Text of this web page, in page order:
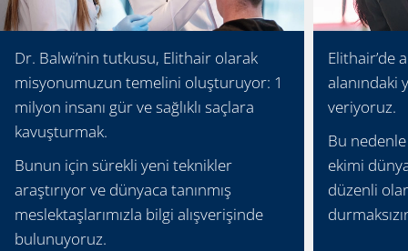
Dr. Balwi’nin tutkusu, Elithair olarak
misyonumuzun temelini oluşturuyor: 1
milyon insanı gür ve sağlıklı saçlara
kavuşturmak.
Bunun için sürekli yeni teknikler
araştırıyor ve dünyaca tanınmış
meslektaşlarımızla bilgi alışverişinde
bulunuyoruz.
Elithair’de
alanındaki
veriyoruz.
Bu
ekimi
düzenli